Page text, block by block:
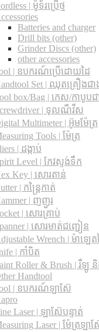
| ម៉ូទ័រប្រើថ្ម
Batteries and charger
Drill bits (other)
Grinder Discs (other)
other accessories
| ឧបករណ៍ប្រើដោយដៃ
Set | ឈុតគ្រឿងជា
box/Bag | កេស/កាបូបជ
| ទុលណឺវីស
Multimeter | អ៊ូមម៉ែត្រ
Tools | ម៉ែត្រ
| ដង្កាប់
Level | កែវស្ទង់ទឹក
Key | សោរតាន់
| កន្រ្តៃកាត់
| ញញួរ
| សោរគ្រាប់
|​ សោរមាត់ជញ្ជៀន
Wrench |​ ម៉ាឡេត
| កាំបិត
Roller & Brush | រឺឡូ
Handtool
| ឧបករណ៍ឡាស៊ែ
Laser | ឡាស៊ែបន្ទាត់
Laser | ម៉ែត្រឡាស៊